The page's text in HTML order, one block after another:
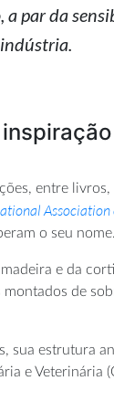
par da
entre
o seu nome.
e da
de
sua estrutura
e Veterinária